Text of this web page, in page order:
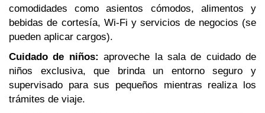
comodidades como asientos cómodos, alimentos y
bebidas de cortesía, Wi-Fi y servicios de negocios (se
pueden aplicar cargos).
Cuidado de niños: aproveche la sala de cuidado de
niños exclusiva, que brinda un entorno seguro y
supervisado para sus pequeños mientras realiza los
trámites de viaje.